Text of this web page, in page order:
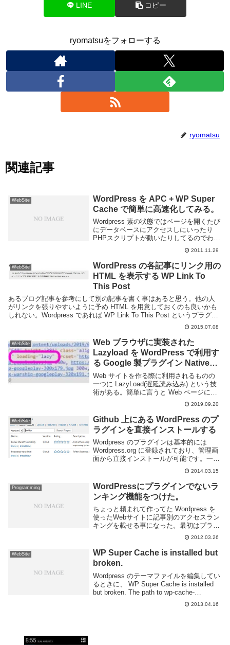
LINE コピー
ryomatsuをフォローする
ryomatsu
関連記事
WebSite
WordPress を APC + WP Super
Cache で簡単に高速化してみる。
Wordpress 素の状態ではページを開くたび
にデータベースにアクセスしにいったり
PHPスクリプトが動いたりしてるのでわり
と遅いです。(といっても俺のブログぐら
いのアクセス数だと全く気になりません
が。。。)かといってサーバを複数台用意
する...
2011.11.29
WebSite
WordPress の各記事にリンク用の
HTML を表示する WP Link To
This Post
あるブログ記事を参考にして別の記事を書く事はあると思う。他の人
がリンクを張りやすいように予め HTML を用意しておくのも良いかも
しれない。Wordpress であれば WP Link To This Post というプラグイ
2015.07.08
WebSite
Web ブラウザに実装された
Lazyload を WordPress で利用す
る Google 製プラグイン Native
Lazyload
Web サイトを作る際に利用されるものの
一つに LazyLoad(遅延読み込み) という技
術がある。簡単に言うと Web ページに載
せた画像をスクロールするまでロードしな
いことでページの読み込み速度を速める事
ができる。今までは JavaSc...
2019.09.20
WebSite
Github 上にある WordPress のプ
ラグインを直接インストールする
Wordpress のプラグインは基本的には
Wordpress.org に登録されており、管理画
面から直接インストールが可能です。一方
で登録されてないプラグインもあり、例え
ば GitHub 上にも多くのプラグインが存在
しています。Word...
2014.03.15
Programming
WordPressにプラグインでないラ
ンキング機能をつけた。
ちょっと頼まれて作ってた Wordpress を
使ったWebサイトに記事別のアクセスラン
キングを載せる事になった。最初はプラグ
インでやろうかと思ったがうまく動いてく
れなかったしアクセスログ出すのにDB使
ってたりしてちょっとなーって感じだっ
た...
2012.03.26
WebSite
WP Super Cache is installed but
broken.
Wordpress のテーマファイルを編集してい
るときに、 WP Super Cache is installed
but broken. The path to wp-cache-
phase1.php in wp-content/adva... 2013.04.16